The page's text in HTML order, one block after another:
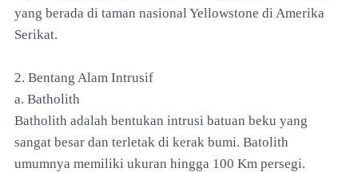
yang berada di taman nasional Yellowstone di Amerika
Serikat.
2. Bentang Alam Intrusif
a. Batholith
Batholith adalah bentukan intrusi batuan beku yang
sangat besar dan terletak di kerak bumi. Batolith
umumnya memiliki ukuran hingga 100 Km persegi.